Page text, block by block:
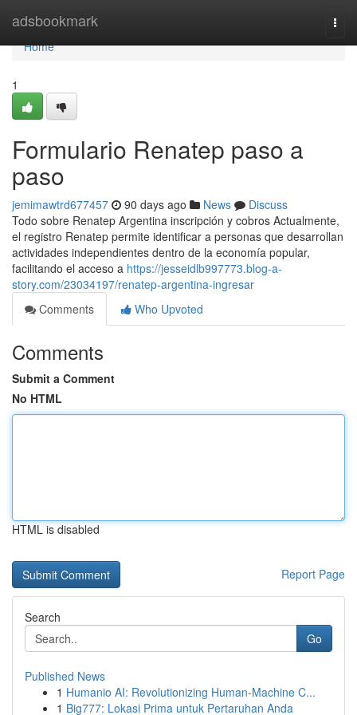
adsbookmark
Home
Home
1
Formulario Renatep paso a
paso
jemimawtrd677457 90 days ago News
Discuss
Todo sobre Renatep Argentina inscripción y cobros Actualmente,
el registro Renatep permite identificar a personas que desarrollan
actividades independientes dentro de la economía popular,
facilitando el acceso a https://jesseidlb997773.blog-a-
story.com/23034197/renatep-argentina-ingresar
Comments
Who Upvoted
Comments
Submit a Comment
No HTML
HTML is disabled
Report Page
Search
Go
Published News
1 Humanio AI: Revolutionizing Human-Machine C...
1 Big777: Lokasi Prima untuk Pertaruhan Anda